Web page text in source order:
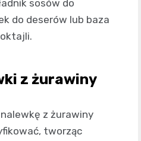
sosów do
do deserów lub baza
z żurawiny
z żurawiny
tworząc